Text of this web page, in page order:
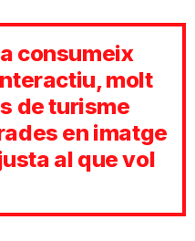
consumeix
molt
de turisme
en imatge
al que vol